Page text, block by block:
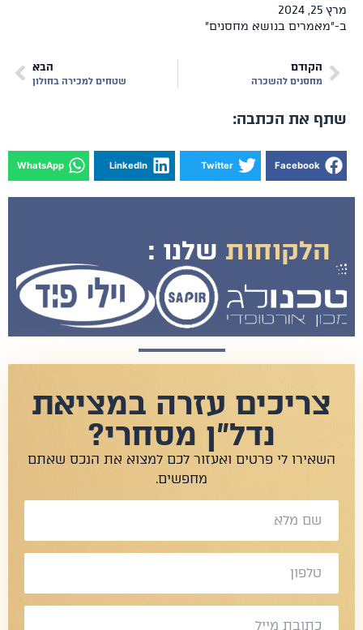
בנושא מחסנים"
הקודם
מחסנים להשכרה שטחים למכירה בחולון
את הכתבה:
Facebook
Twitter
LinkedIn
WhatsApp
הלקוחותשלנו :
צריכים עזרה במציאת
נדל"ן מסחרי?
השאירו לי פרטים ואעזור לכם למצוא את הנכס שאתם
מחפשים.